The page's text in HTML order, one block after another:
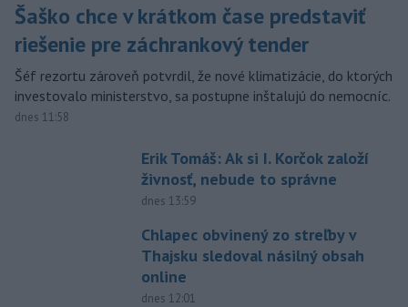
Šaško chce v krátkom čase predstaviť
riešenie pre záchrankový tender
Šéf rezortu zároveň potvrdil, že nové klimatizácie, do ktorých
investovalo ministerstvo, sa postupne inštalujú do nemocníc.
dnes 11:58
Erik Tomáš: Ak si I. Korčok založí
živnosť, nebude to správne
dnes 13:59
Chlapec obvinený zo streľby v
Thajsku sledoval násilný obsah
online
dnes 12:01